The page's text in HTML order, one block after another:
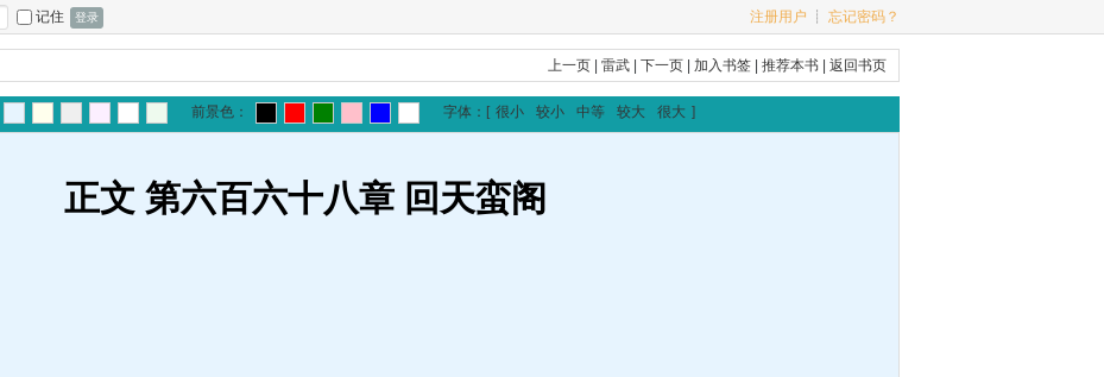
记住 注册用户 ┊ 忘记密码？
上一页 |雷武 |下一页 |加入书签 |推荐本书 |返回书页
前景色： 字体： [ 很小 较小 中等 较大 很大 ]
正文 第六百六十八章 回天蛮阁